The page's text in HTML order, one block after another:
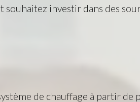
investir dans des
de chauffage à partir